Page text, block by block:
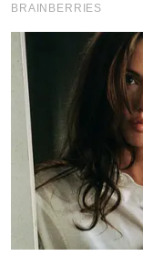
BRAINBERRIES